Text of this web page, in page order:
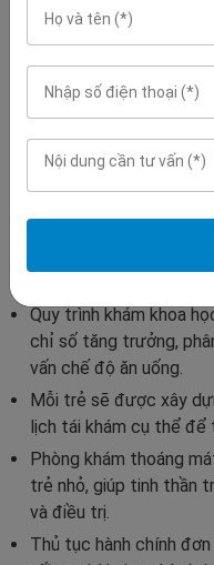
viện Phương Đông khám
dinh dưỡng, nhi.
Luôn sẵn sàng lắng
Đưa lời khuyên, hướng
từng tình trạng trẻ nhỏ.
phát hiện vấn đề bất
Quy trình khám khoa
chỉ số tăng trưởng,
vấn chế độ ăn uống.
Mỗi trẻ sẽ được xây
lịch tái khám cụ thể để
Phòng khám thoáng
trẻ nhỏ, giúp tinh thần
và điều trị.
Thủ tục hành chính